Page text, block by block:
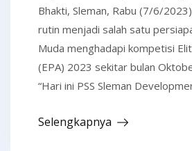
Bhakti, Sleman, Rabu (7/6/
rutin menjadi salah satu
Muda menghadapi kompetisi
(EPA) 2023 sekitar bulan
“Hari ini PSS Sleman
Selengkapnya